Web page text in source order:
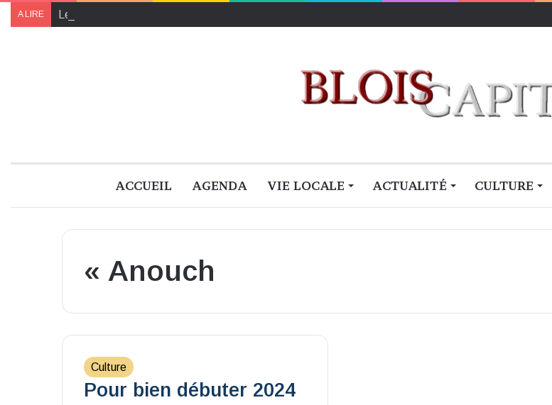
A LIRE Le programme de « Faites pour le climat 2024 » à Blois
ACCUEIL AGENDA VIE LOCALE ACTUALITÉ CULTURE
« Anouch
Culture
Pour bien débuter 2024